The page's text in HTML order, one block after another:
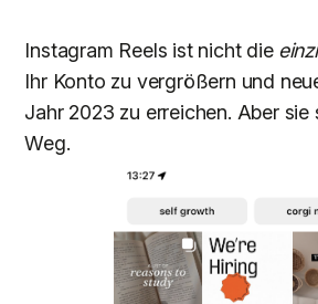
Instagram Reels ist nicht die
Ihr Konto zu vergrößern und
Jahr 2023 zu erreichen. Aber sie
Weg.